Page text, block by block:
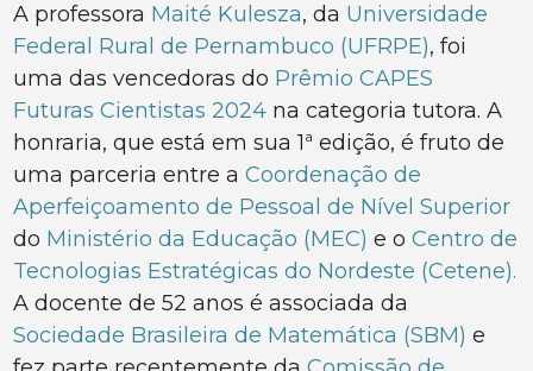
A professora Maité Kulesza, da Universidade
Federal Rural de Pernambuco (UFRPE), foi
uma das vencedoras do Prêmio CAPES
Futuras Cientistas 2024 na categoria tutora. A
honraria, que está em sua 1ª edição, é fruto de
uma parceria entre aCoordenação de
Aperfeiçoamento de Pessoal de Nível Superior
do Ministério da Educação (MEC) e oCentro de
Tecnologias Estratégicas do Nordeste (Cetene).
A docente de 52 anos é associada da
Sociedade Brasileira de Matemática (SBM) e